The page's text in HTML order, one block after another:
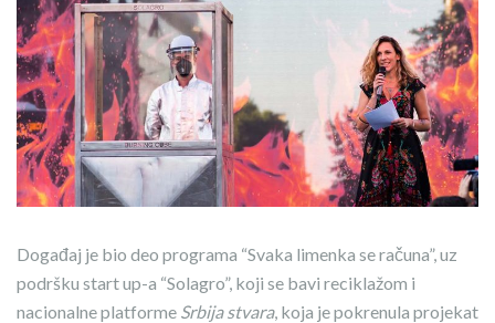
Događaj je bio deo programa “Svaka limenka se računa”, uz
podršku start up-a “Solagro”, koji se bavi reciklažom i
nacionalne platforme Srbija stvara, koja je pokrenula projekat